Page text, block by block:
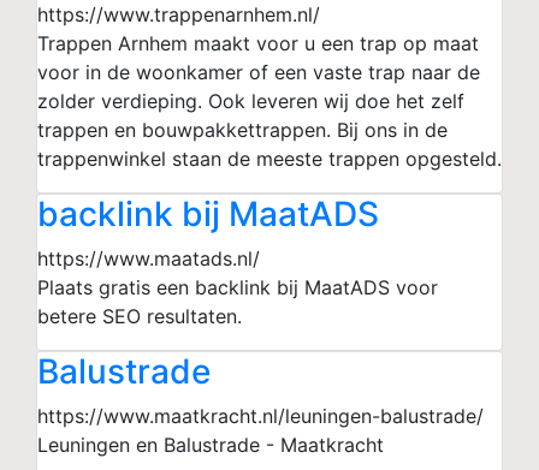
https://www.trappenarnhem.nl/
Trappen Arnhem maakt voor u een trap op maat
voor in de woonkamer of een vaste trap naar de
zolder verdieping. Ook leveren wij doe het zelf
trappen en bouwpakkettrappen. Bij ons in de
trappenwinkel staan de meeste trappen opgesteld.
backlink bij MaatADS
https://www.maatads.nl/
Plaats gratis een backlink bij MaatADS voor
betere SEO resultaten.
Balustrade
https://www.maatkracht.nl/leuningen-balustrade/
Leuningen en Balustrade - Maatkracht